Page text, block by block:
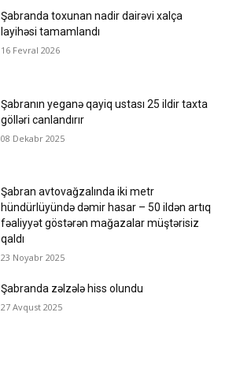
Şabranda toxunan nadir dairəvi xalça
layihəsi tamamlandı
16 Fevral 2026
Şabranın yeganə qayiq ustası 25 ildir taxta
gölləri canlandırır
08 Dekabr 2025
Şabran avtovağzalında iki metr
hündürlüyündə dəmir hasar – 50 ildən artıq
fəaliyyət göstərən mağazalar müştərisiz
qaldı
23 Noyabr 2025
Şabranda zəlzələ hiss olundu
27 Avqust 2025